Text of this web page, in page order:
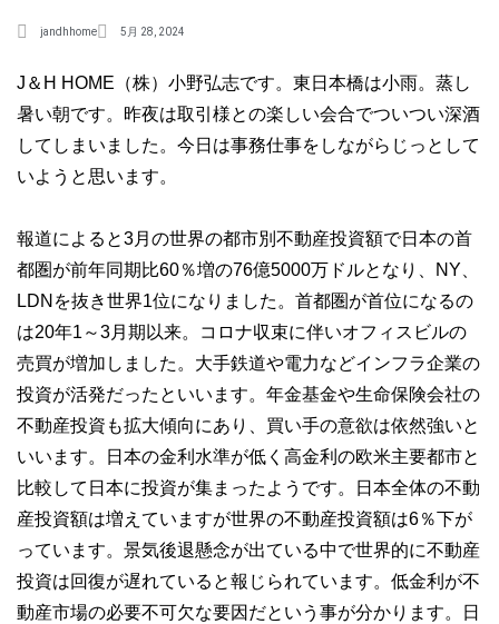
jandhhome 5月 28, 2024
J＆H HOME（株）小野弘志です。東日本橋は小雨。蒸し
暑い朝です。昨夜は取引様との楽しい会合でついつい深酒
してしまいました。今日は事務仕事をしながらじっとして
いようと思います。
報道によると3月の世界の都市別不動産投資額で日本の首
都圏が前年同期比60％増の76億5000万ドルとなり、NY、
LDNを抜き世界1位になりました。首都圏が首位になるの
は20年1～3月期以来。コロナ収束に伴いオフィスビルの
売買が増加しました。大手鉄道や電力などインフラ企業の
投資が活発だったといいます。年金基金や生命保険会社の
不動産投資も拡大傾向にあり、買い手の意欲は依然強いと
いいます。日本の金利水準が低く高金利の欧米主要都市と
比較して日本に投資が集まったようです。日本全体の不動
産投資額は増えていますが世界の不動産投資額は6％下が
っています。景気後退懸念が出ている中で世界的に不動産
投資は回復が遅れていると報じられています。低金利が不
動産市場の必要不可欠な要因だという事が分かります。日